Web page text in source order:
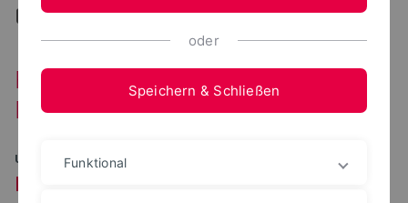
... Forschung
Forschung im Institut für
Designstrategien
UNSERE THEMENSCHWERPUNKTE
Forschungscluster
oder
Speichern & Schließen
Funktional